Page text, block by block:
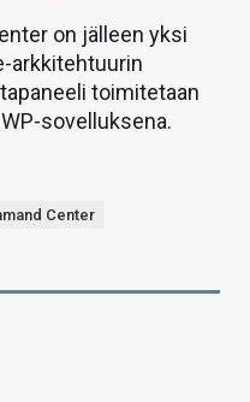
on jälleen yksi
arkkitehtuurin
toimitetaan
sovelluksena.
Center